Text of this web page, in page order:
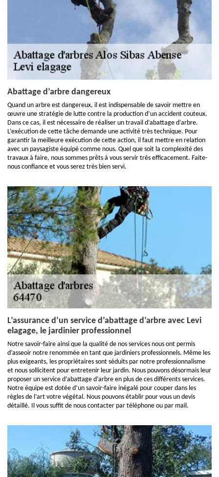
Abattage d’arbre dangereux
Quand un arbre est dangereux, il est indispensable de savoir mettre en
œuvre une stratégie de lutte contre la production d’un accident couteux.
Dans ce cas, il est nécessaire de réaliser un travail d’abattage d’arbre.
L’exécution de cette tâche demande une activité très technique. Pour
garantir la meilleure exécution de cette action, il faut mettre en relation
avec un paysagiste équipé comme nous. Quel que soit la complexité des
travaux à faire, nous sommes prêts à vous servir très efficacement. Faite-
nous confiance et vous serez très bien servi.
L’assurance d’un service d’abattage d’arbre avec Levi
elagage, le jardinier professionnel
Notre savoir-faire ainsi que la qualité de nos services nous ont permis
d’asseoir notre renommée en tant que jardiniers professionnels. Même les
plus exigeants, les propriétaires sont séduits par notre professionnalisme
et nous sollicitent pour entretenir leur jardin. Nous pouvons désormais leur
proposer un service d’abattage d’arbre en plus de ces différents services.
Notre équipe est dotée d’un savoir-faire inégalé pour couper dans les
règles de l’art votre végétal. Nous pouvons établir pour vous un devis
détaillé. Il vous suffit de nous contacter par téléphone ou par mail.